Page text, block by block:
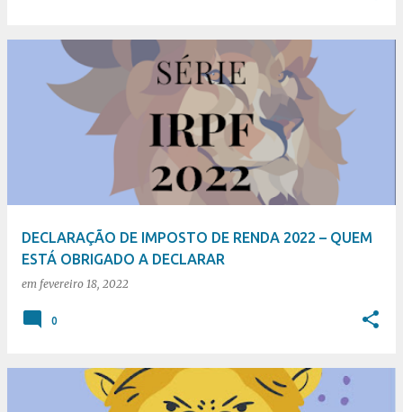
DECLARAÇÃO DE IMPOSTO DE RENDA 2022 – QUEM
ESTÁ OBRIGADO A DECLARAR
em fevereiro 18, 2022
0